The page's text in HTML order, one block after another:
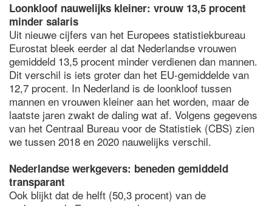
Loonkloof nauwelijks kleiner: vrouw 13,5 procent
minder salaris
Uit nieuwe cijfers van het Europees statistiekbureau
Eurostat bleek eerder al dat Nederlandse vrouwen
gemiddeld 13,5 procent minder verdienen dan mannen.
Dit verschil is iets groter dan het EU-gemiddelde van
12,7 procent. In Nederland is de loonkloof tussen
mannen en vrouwen kleiner aan het worden, maar de
laatste jaren zwakt de daling wat af. Volgens gegevens
van het Centraal Bureau voor de Statistiek (CBS) zien
we tussen 2018 en 2020 nauwelijks verschil.
Nederlandse werkgevers: beneden gemiddeld
transparant
Ook blijkt dat de helft (50,3 procent) van de